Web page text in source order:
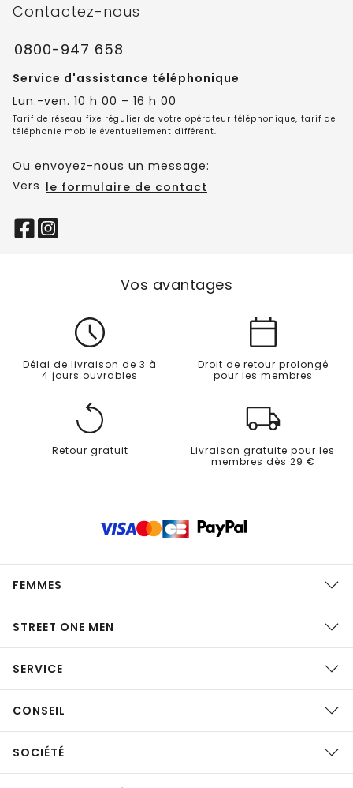
Contactez-nous
0800-947 658
Service d'assistance téléphonique
Lun.-ven. 10 h 00 – 16 h 00
Tarif de réseau fixe régulier de votre opérateur téléphonique, tarif de
téléphonie mobile éventuellement différent.
Ou envoyez-nous un message:
Vers le formulaire de contact
Vos avantages
Délai de livraison de 3 à
4 jours ouvrables
Droit de retour prolongé
pour les membres
Retour gratuit
Livraison gratuite pour les
membres dès 29 €
FEMMES
STREET ONE MEN
SERVICE
CONSEIL
SOCIÉTÉ